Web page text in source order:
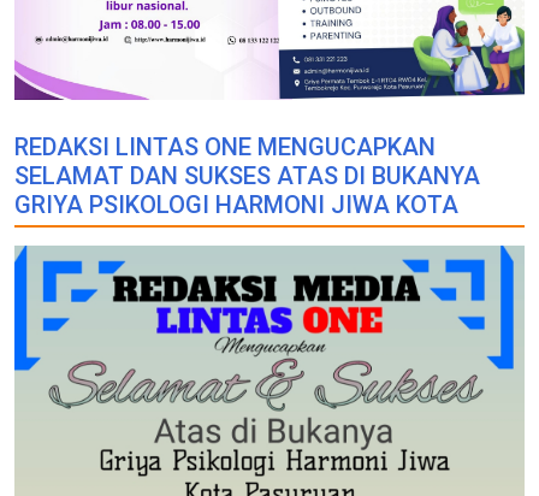
REDAKSI LINTAS ONE MENGUCAPKAN
SELAMAT DAN SUKSES ATAS DI BUKANYA
GRIYA PSIKOLOGI HARMONI JIWA KOTA